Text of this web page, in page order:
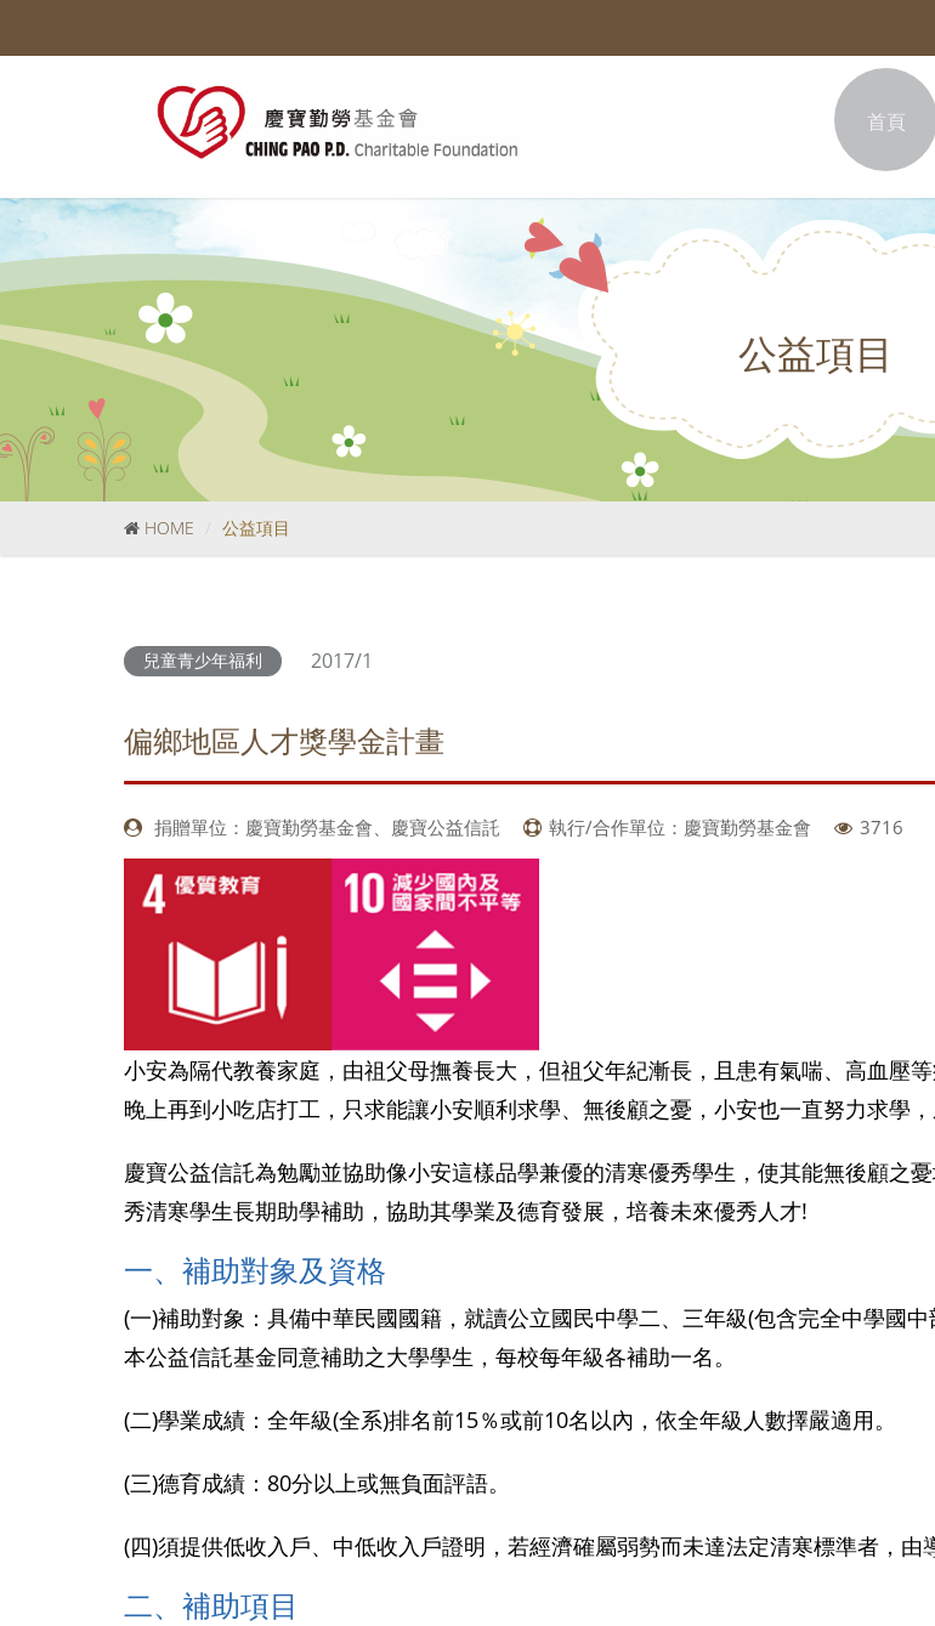
首頁
公益項目
HOME 公益項目
兒童青少年福利 2017/1
偏鄉地區人才獎學金計畫
捐贈單位：慶寶勤勞基金會、慶寶公益信託 執行/合作單位：慶寶勤勞基金會 3716
小安為隔代教養家庭，由祖父母撫養長大，但祖父年紀漸長，且患有氣喘、高血壓
晚上再到小吃店打工，只求能讓小安順利求學、無後顧之憂，小安也一直努力求學
慶寶公益信託為勉勵並協助像小安這樣品學兼優的清寒優秀學生，使其能無後顧之
秀清寒學生長期助學補助，協助其學業及德育發展，培養未來優秀人才!
一、補助對象及資格
(一)補助對象：具備中華民國國籍，就讀公立國民中學二、三年級(包含完全中學國
本公益信託基金同意補助之大學學生，每校每年級各補助一名。
(二)學業成績：全年級(全系)排名前15％或前10名以內，依全年級人數擇嚴適用。
(三)德育成績：80分以上或無負面評語。
(四)須提供低收入戶、中低收入戶證明，若經濟確屬弱勢而未達法定清寒標準者，由
二、 補助項目